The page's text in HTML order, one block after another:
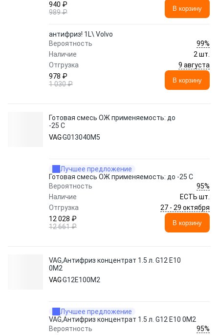
940 ₽
989 ₽
В корзину
антифриз! 1L\ Volvo
Вероятность
99%
Наличие
2 шт.
Отгрузка
9 августа
978 ₽
1 030 ₽
В корзину
Готовая смесь ОЖ применяемость: до
-25 C
VAGG013040M5
Лучшее предложение
Готовая смесь ОЖ применяемость: до -25 C
Вероятность
95%
Наличие
ЕСТЬ шт.
Отгрузка
27 - 29 октября
12 028 ₽
12 661 ₽
В корзину
VAG,Антифриз концентрат 1.5 л. G12 E10
0M2
VAGG12E100M2
Лучшее предложение
VAG,Антифриз концентрат 1.5 л. G12 E10 0M2
Вероятность
95%